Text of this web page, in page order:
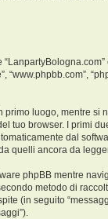
“www.phpbb.com”,
luogo, mentre
tuo browser. I primi
dal
quelli ancora da
phpBB mentre
metodo di
(in seguito